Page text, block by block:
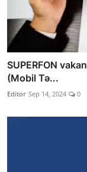
SUPERFON
(Mobil Tə...
Editor Sep 14, 2024 0